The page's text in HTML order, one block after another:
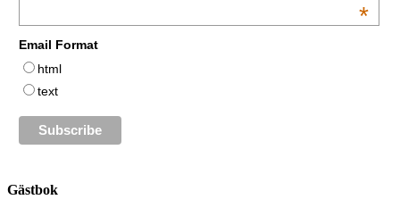
*
Email Format
html
text
Gästbok